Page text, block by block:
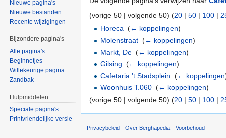
(vorige 50 | volgende 50) (20 | 50 | 100 |
Horeca ‎(← koppelingen)
Molenstraat ‎(← koppelingen)
Markt, De ‎(← koppelingen)
Gilsing ‎(← koppelingen)
Cafetaria 't Stadsplein ‎(← koppelingen
Woonhuis T.060 ‎(← koppelingen)
(vorige 50 | volgende 50) (20 | 50 | 100 |
Nieuwe pagina's
Nieuwe bestanden
Recente wijzigingen
Bijzondere pagina's
Alle pagina's
Beginnetjes
Willekeurige pagina
Zandbak
Hulpmiddelen
Speciale pagina's
Printvriendelijke versie
Privacybeleid Over Berghapedia Voorbehoud